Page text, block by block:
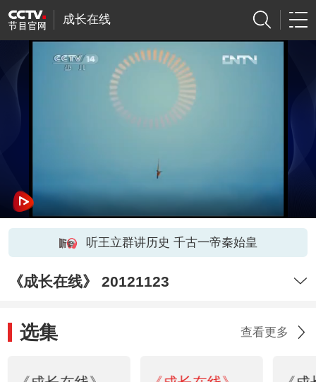
成长在线
听王立群讲历史 千古一帝秦始皇
《成长在线》 20121123
选集 查看更多